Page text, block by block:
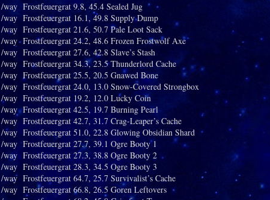
/way Frostfeuergrat 9.8, 45.4 Sealed Jug
/way Frostfeuergrat 16.1, 49.8 Supply Dump
/way Frostfeuergrat 21.6, 50.7 Pale Loot Sack
/way Frostfeuergrat 24.2, 48.6 Frozen Frostwolf Axe
/way Frostfeuergrat 27.6, 42.8 Slave’s Stash
/way Frostfeuergrat 34.3, 23.5 Thunderlord Cache
/way Frostfeuergrat 25.5, 20.5 Gnawed Bone
/way Frostfeuergrat 24.0, 13.0 Snow-Covered Strongbox
/way Frostfeuergrat 19.2, 12.0 Lucky Coin
/way Frostfeuergrat 42.5, 19.7 Burning Pearl
/way Frostfeuergrat 42.7, 31.7 Crag-Leaper’s Cache
/way Frostfeuergrat 51.0, 22.8 Glowing Obsidian Shard
/way Frostfeuergrat 27.7, 39.1 Ogre Booty 1
/way Frostfeuergrat 27.3, 38.8 Ogre Booty 2
/way Frostfeuergrat 28.3, 34.5 Ogre Booty 3
/way Frostfeuergrat 64.7, 25.7 Survivalist’s Cache
/way Frostfeuergrat 66.8, 26.5 Goren Leftovers